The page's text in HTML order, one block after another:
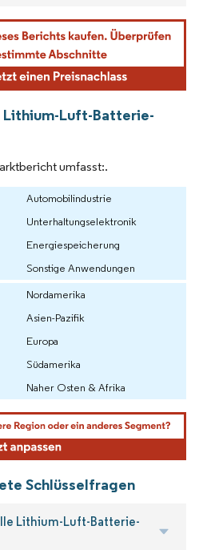
Lithium-Luft-Batterie-
umfasst:.
Automobilindustrie
Unterhaltungselektronik
Energiespeicherung
Sonstige Anwendungen
Nordamerika
Asien-Pazifik
Europa
Südamerika
Naher Osten & Afrika
Schlüsselfragen
Lithium-Luft-Batterie-